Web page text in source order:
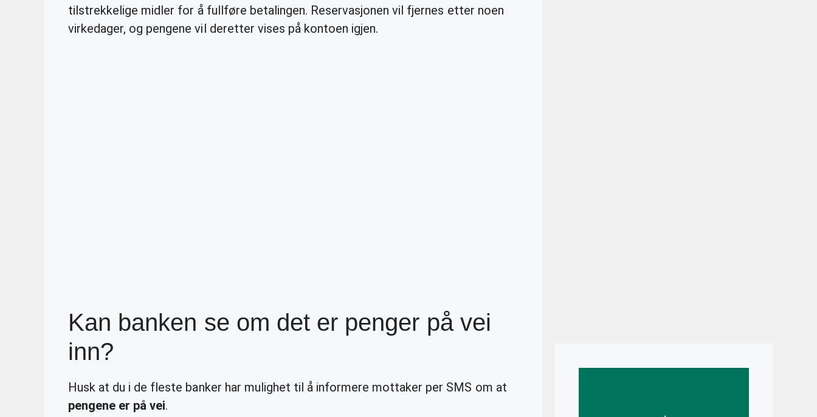
tilstrekkelige midler for å fullføre betalingen. Reservasjonen vil fjernes etter noen
virkedager, og pengene vil deretter vises på kontoen igjen.
Kan banken se om det er penger på vei
inn?
Husk at du i de fleste banker har mulighet til å informere mottaker per SMS om at
pengene er på vei.